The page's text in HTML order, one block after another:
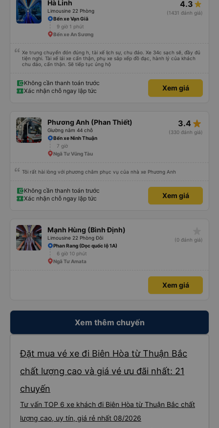
Hà Linh
Limousine 22 Phòng
4.3
(1431 đánh giá)
Bến xe Vạn Giã
9 giờ 1 phút
Bến xe An Sương
Xe trung chuyển đón đúng h, tài xế lịch sự, chu đáo. Xe 34c sạch sẽ, đầy đủ
tiện nghi. Tài xế lái xe cẩn thận, phụ xe sắp xếp đồ đạc, hành lý của khách
chu đáo, cẩn thận. Sẽ tiếp tục ủng hộ
Không cần thanh toán trước
Xác nhận chỗ ngay lập tức
Xem giá
Phương Anh (Phan Thiết)
Giường nằm 44 chỗ
3.4 star_rate
(330 đánh giá)
Bến xe Ninh Thuận
7 giờ
Ngã Tư Vũng Tàu
Tôi rất hài lòng với phương châm phục vụ của nhà xe Phương Anh
Không cần thanh toán trước
Xác nhận chỗ ngay lập tức
Xem giá
Mạnh Hùng (Bình Định)
Limousine 22 Phòng Đôi
(0 đánh giá)
Phan Rang (Dọc quốc lộ 1A)
6 giờ 10 phút
Ngã Tư Amata
Xem giá
Xem thêm chuyến
Đặt mua vé xe đi Biên Hòa từ Thuận Bắc
chất lượng cao và giá vé ưu đãi nhất: 21
chuyến
Tư vấn TOP 6 xe khách đi Biên Hòa từ Thuận Bắc chất
lượng cao, uy tín, giá rẻ nhất 08/2026